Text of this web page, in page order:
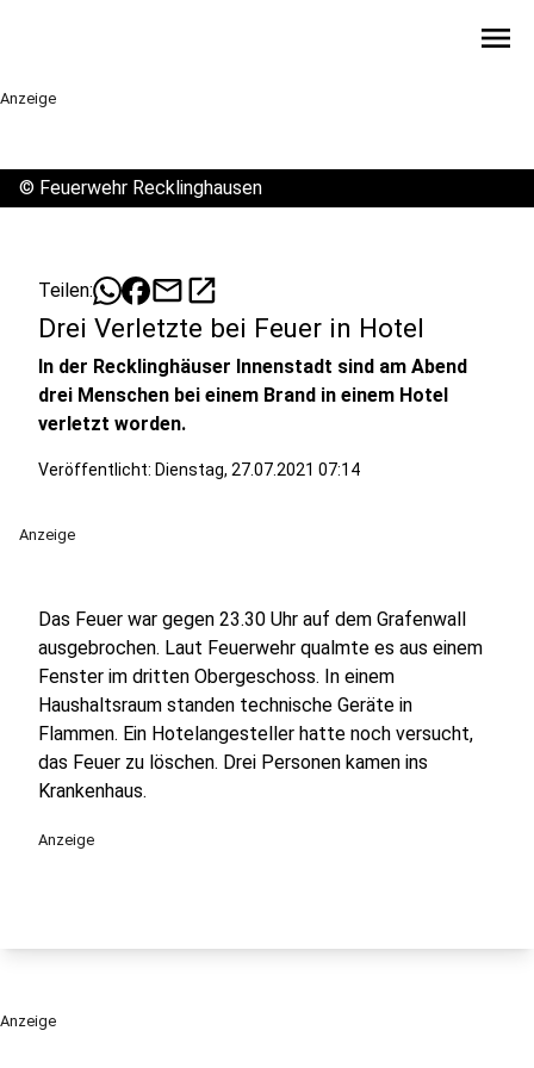
menu
Anzeige
© Feuerwehr Recklinghausen
Teilen: mailopen_in_new
Drei Verletzte bei Feuer in Hotel
In der Recklinghäuser Innenstadt sind am Abend
drei Menschen bei einem Brand in einem Hotel
verletzt worden.
Veröffentlicht: Dienstag, 27.07.2021 07:14
Anzeige
Das Feuer war gegen 23.30 Uhr auf dem Grafenwall
ausgebrochen. Laut Feuerwehr qualmte es aus einem
Fenster im dritten Obergeschoss. In einem
Haushaltsraum standen technische Geräte in
Flammen. Ein Hotelangesteller hatte noch versucht,
das Feuer zu löschen. Drei Personen kamen ins
Krankenhaus.
Anzeige
Anzeige